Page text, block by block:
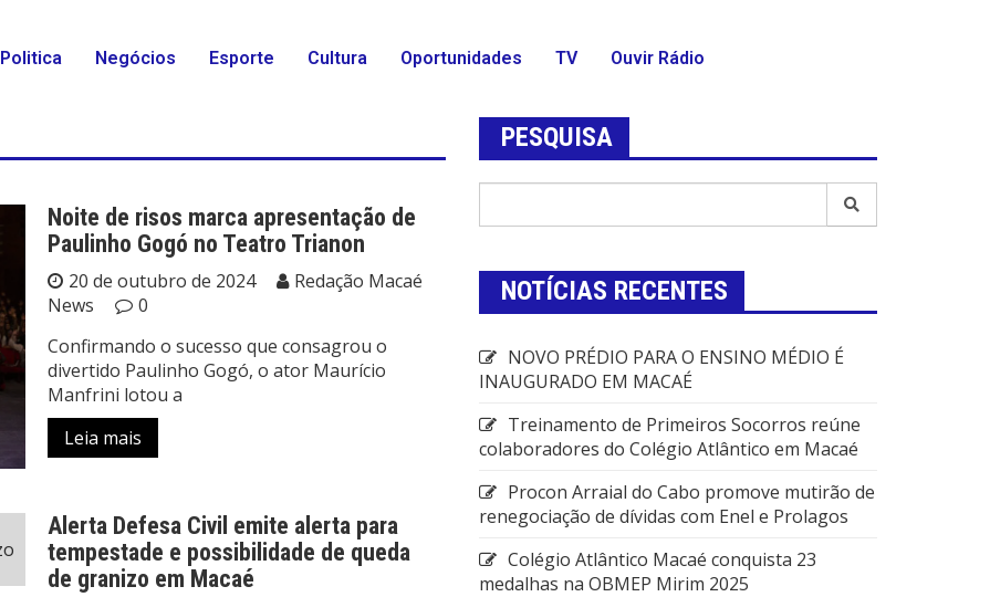
Politica Negócios Esporte Cultura Oportunidades TV Ouvir Rádio
Noite de risos marca apresentação de
Paulinho Gogó no Teatro Trianon
20 de outubro de 2024
Redação Macaé
News
0
Confirmando o sucesso que consagrou o
divertido Paulinho Gogó, o ator Maurício
Manfrini lotou a
Leia mais
Alerta Defesa Civil emite alerta para
tempestade e possibilidade de queda
de granizo em Macaé
PESQUISA
NOTÍCIAS RECENTES
NOVO PRÉDIO PARA O ENSINO MÉDIO É
INAUGURADO EM MACAÉ
Treinamento de Primeiros Socorros reúne
colaboradores do Colégio Atlântico em Macaé
Procon Arraial do Cabo promove mutirão de
renegociação de dívidas com Enel e Prolagos
Colégio Atlântico Macaé conquista 23
medalhas na OBMEP Mirim 2025